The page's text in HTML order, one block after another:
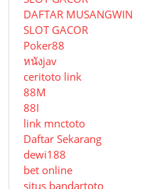
DAFTAR MUSANGWIN
SLOT GACOR
Poker88
หนังjav
ceritoto link
88M
88I
link mnctoto
Daftar Sekarang
dewi188
bet online
situs bandartoto